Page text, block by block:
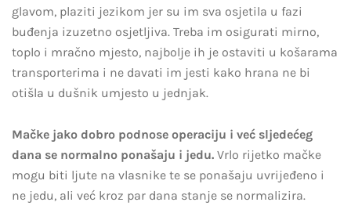
glavom, plaziti jezikom jer su im sva osjetila u fazi
buđenja izuzetno osjetljiva. Treba im osigurati mirno,
toplo i mračno mjesto, najbolje ih je ostaviti u košarama
transporterima i ne davati im jesti kako hrana ne bi
otišla u dušnik umjesto u jednjak.
Mačke jako dobro podnose operaciju i već sljedećeg
dana se normalno ponašaju i jedu. Vrlo rijetko mačke
mogu biti ljute na vlasnike te se ponašaju uvrijeđeno i
ne jedu, ali već kroz par dana stanje se normalizira.